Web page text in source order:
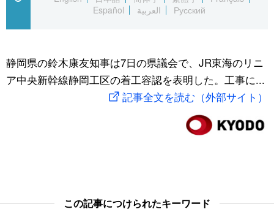
社会
文化
旅と暮らし
動画/Live
Images
暮らし
スポーツ・東京2020
Español
العربية Русский
静岡県の鈴木康友知事は7日の県議会で、JR東海のリニ
ア中央新幹線静岡工区の着工容認を表明した。工事に...
記事全文を読む（外部サイト）
この記事につけられたキーワード